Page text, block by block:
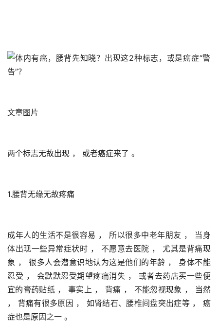
文章图片
两个标志无故出现 ， 或者癌症来了 。
1.腰背无缘无故疼痛
成年人的生活不是很容易 ， 所以很多中老年朋友 ， 当身
体出现一些异常症状时 ， 不愿意去医院 ， 尤其是背痛现
象 ， 很多人会潜意识地认为这是他们的年龄 ， 身体不能
忍受 ， 会默默忍受期望疼痛消失 ， 或者去药店买一些便
宜的膏药贴纸 ， 事实上 ， 背痛 ， 不能忽视现象 ， 当然
， 背痛有很多原因 ， 如肾结石、腰椎间盘突出症等 ， 癌
症也是原因之一 。